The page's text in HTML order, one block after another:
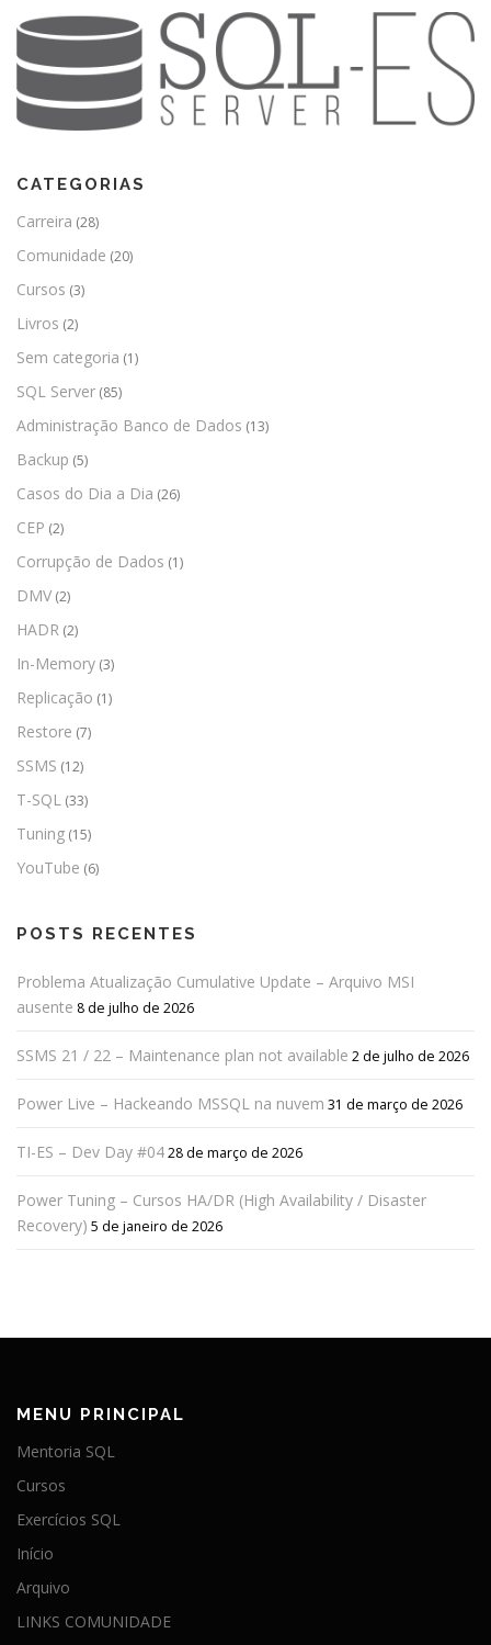
CATEGORIAS
Carreira (28)
Comunidade (20)
Cursos (3)
Livros (2)
Sem categoria (1)
SQL Server (85)
Administração Banco de Dados (13)
Backup (5)
Casos do Dia a Dia (26)
CEP (2)
Corrupção de Dados (1)
DMV (2)
HADR (2)
In-Memory (3)
Replicação (1)
Restore (7)
SSMS (12)
T-SQL (33)
Tuning (15)
YouTube (6)
POSTS RECENTES
Problema Atualização Cumulative Update – Arquivo MSI
ausente 8 de julho de 2026
SSMS 21 / 22 – Maintenance plan not available 2 de julho de 2026
Power Live – Hackeando MSSQL na nuvem 31 de março de 2026
TI-ES – Dev Day #0428 de março de 2026
Power Tuning – Cursos HA/DR (High Availability / Disaster
Recovery) 5 de janeiro de 2026
MENU PRINCIPAL
Mentoria SQL
Cursos
Exercícios SQL
Início
Arquivo
LINKS COMUNIDADE